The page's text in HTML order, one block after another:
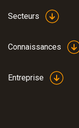
Secteurs
Connaissances
Entreprise